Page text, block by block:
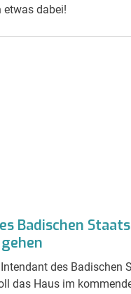
etwas dabei!
Badischen
des Badischen
das Haus im